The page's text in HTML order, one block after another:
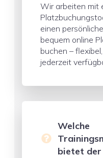
Wir arbeiten mit
einen
bequem online
buchen –
jederzeit
Welche
bietet der